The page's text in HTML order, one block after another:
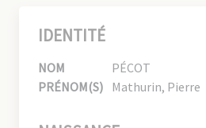
IDENTITÉ
NOM
PÉCOT
PRÉNOM(S) Mathurin, Pierre